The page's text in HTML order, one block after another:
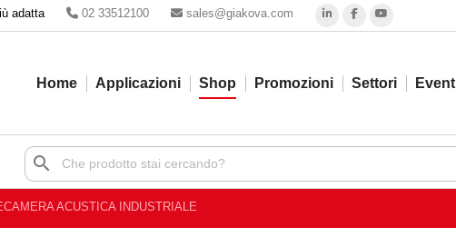
adatta 02 33512100 sales@giakova.com
Home Applicazioni Shop Promozioni Settori
search
ACUSTICA INDUSTRIALE